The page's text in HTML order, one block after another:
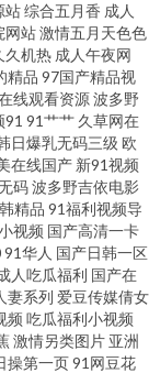
ab 白丝内操 51麻豆
品色色 久久不射一
美国产综合 91黄在
线看 久久国产一区
精品小电影 美女被
夜福利123 亚洲天堂
天堂 国产精品第39
站综合五月香 成人
网站激情五月天色色
久机热 成人午夜网
精品 97国产精品视
线观看资源波多野
91 91艹艹 久草网在
日爆乳无码三级 欧
在线国产 新91视频
码波多野吉依电影
精品 91福利视频导
视频 国产高清一卡
91华人 国产日韩一区
人吃瓜福利 国产在
妻系列 爱豆传媒倩女
频 吃瓜福利小视频
激情另类图片 亚洲
操第一页91网豆花